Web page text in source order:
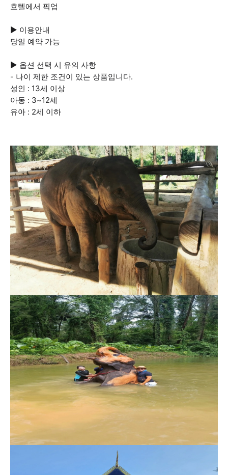
호텔에서 픽업
▶ 이용안내
당일 예약 가능
▶ 옵션 선택 시 유의 사항
- 나이 제한 조건이 있는 상품입니다.
성인 : 13세 이상
아동 : 3~12세
유아 : 2세 이하